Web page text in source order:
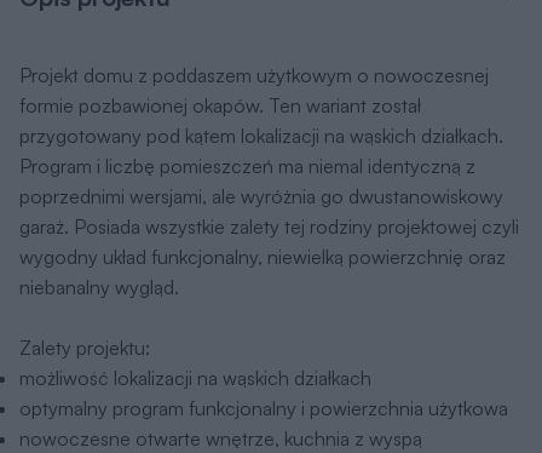
Projekt domu z poddaszem użytkowym o nowoczesnej
formie pozbawionej okapów. Ten wariant został
przygotowany pod kątem lokalizacji na wąskich działkach.
Program i liczbę pomieszczeń ma niemal identyczną z
poprzednimi wersjami, ale wyróżnia go dwustanowiskowy
garaż. Posiada wszystkie zalety tej rodziny projektowej czyli
wygodny układ funkcjonalny, niewielką powierzchnię oraz
niebanalny wygląd.
Zalety projektu:
możliwość lokalizacji na wąskich działkach
optymalny program funkcjonalny i powierzchnia użytkowa
nowoczesne otwarte wnętrze, kuchnia z wyspą